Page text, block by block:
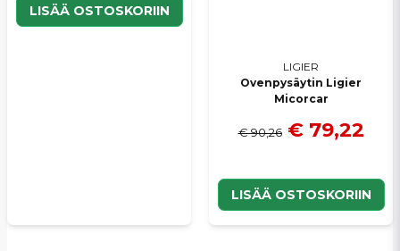
LISÄÄ OSTOSKORIIN
LIGIER
Ovenpysäytin Ligier
Micorcar
€ 90,26 € 79,22
LISÄÄ OSTOSKORIIN